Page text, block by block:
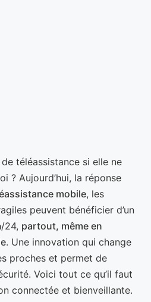
téléassistance si elle ne
? Aujourd’hui, la réponse
mobile, les
peuvent bénéficier d’un
24, partout, même en
. Une innovation qui change
proches et permet de
Voici tout ce qu’il faut
connectée et bienveillante.